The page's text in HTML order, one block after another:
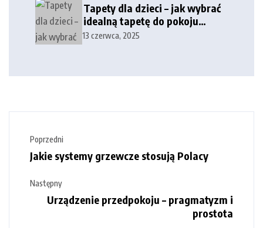
Tapety dla dzieci – jak wybrać
idealną tapetę do pokoju
dziecka?
13 czerwca, 2025
Poprzedni
Jakie systemy grzewcze stosują Polacy
Następny
Urządzenie przedpokoju – pragmatyzm i
prostota